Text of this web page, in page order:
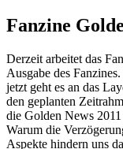
Fanzine
Derzeit arbeitet das
Ausgabe des
jetzt geht es an das
den geplanten
die Golden News
Warum die
Aspekte hindern uns